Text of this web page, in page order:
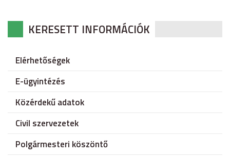
KERESETT INFORMÁCIÓK
Elérhetőségek
E-ügyintézés
Közérdekű adatok
Civil szervezetek
Polgármesteri köszöntő